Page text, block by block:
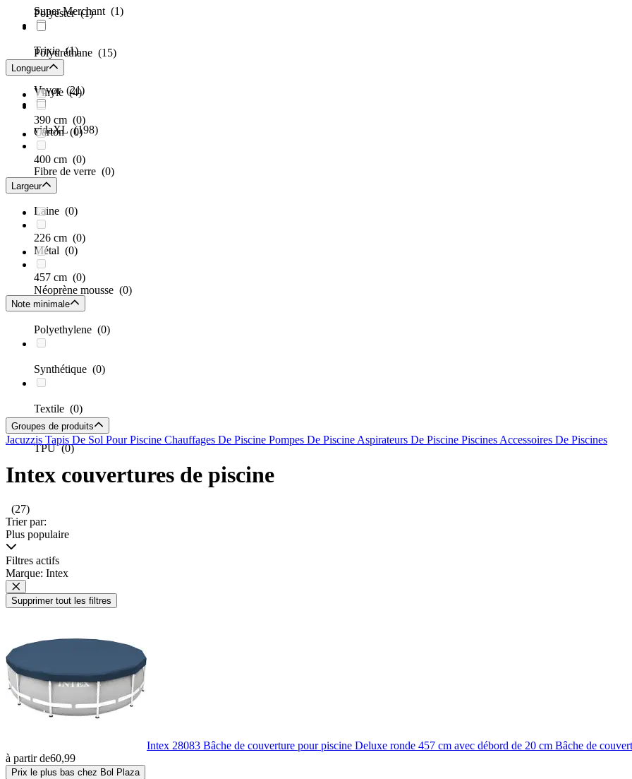
Super Merchant (1)
Trixie(1)
Vevor (21)
vidaXL(198)
Polyester(1)
Polyuréthane (15)
Vinyle(4)
Carton(0)
Fibre de verre (0)
Laine (0)
Métal (0)
Néoprène mousse (0)
Polyethylene (0)
Synthétique (0)
Textile (0)
TPU(0)
Longueur
390 cm (0)
400 cm (0)
Largeur
226 cm (0)
457 cm (0)
Note minimale
Groupes de produits
Jacuzzis Tapis De Sol Pour Piscine Chauffages De Piscine Pompes De Piscine Aspirateurs De Piscine Piscines Accessoires De Piscines
Intex couvertures de piscine
(27)
Trier par:
Plus populaire
Filtres actifs
Marque: Intex
Supprimer tout les filtres
Intex 28083 Bâche de couverture pour piscine Deluxe ronde 457 cm avec débord de 20 cm Bâche de
à partir de60,99
Prix le plus bas chez Bol Plaza